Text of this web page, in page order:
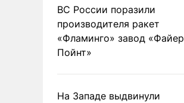
ВС России поразили
производителя ракет
«Фламинго» завод «Файер
Пойнт»
На Западе выдвинули